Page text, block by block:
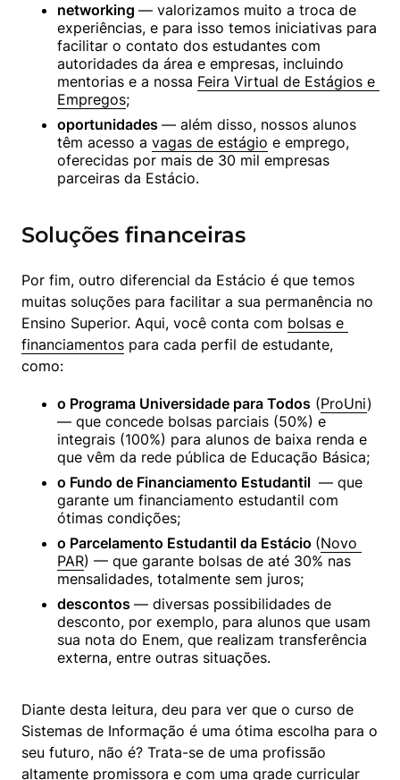
networking — valorizamos muito a troca de
experiências, e para isso temos iniciativas para
facilitar o contato dos estudantes com
autoridades da área e empresas, incluindo
mentorias e a nossa Feira Virtual de Estágios e
Empregos;
oportunidades — além disso, nossos alunos
têm acesso a vagas de estágio e emprego,
oferecidas por mais de 30 mil empresas
parceiras da Estácio.
Soluções financeiras
Por fim, outro diferencial da Estácio é que temos
muitas soluções para facilitar a sua permanência no
Ensino Superior. Aqui, você conta com bolsas e
financiamentos para cada perfil de estudante,
como:
o Programa Universidade para Todos (ProUni)
— que concede bolsas parciais (50%) e
integrais (100%) para alunos de baixa renda e
que vêm da rede pública de Educação Básica;
o Fundo de Financiamento Estudantil — que
garante um financiamento estudantil com
ótimas condições;
o Parcelamento Estudantil da Estácio (Novo
PAR) — que garante bolsas de até 30% nas
mensalidades, totalmente sem juros;
descontos — diversas possibilidades de
desconto, por exemplo, para alunos que usam
sua nota do Enem, que realizam transferência
externa, entre outras situações.
Diante desta leitura, deu para ver que o curso de
Sistemas de Informação é uma ótima escolha para o
seu futuro, não é? Trata-se de uma profissão
altamente promissora e com uma grade curricular